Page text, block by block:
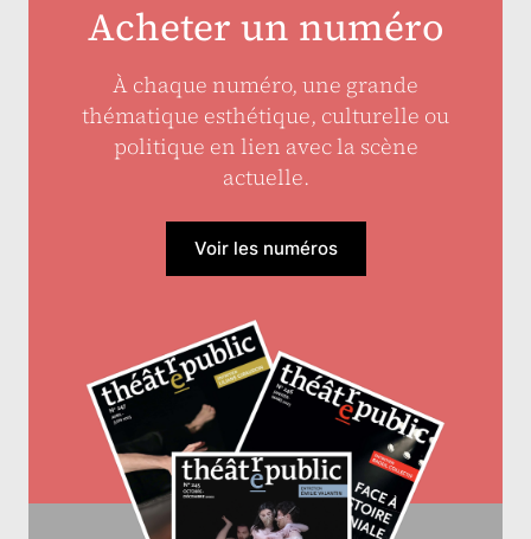
Acheter un numéro
À chaque numéro, une grande
thématique esthétique, culturelle ou
politique en lien avec la scène
actuelle.
Voir les numéros